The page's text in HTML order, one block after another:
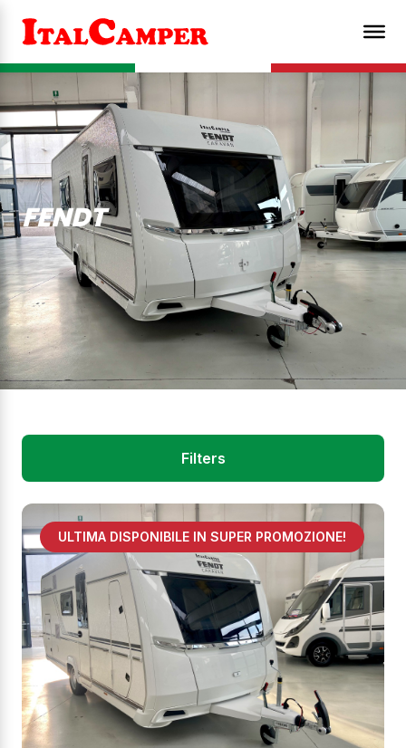
FENDT
Filters
ULTIMA DISPONIBILE IN SUPER PROMOZIONE!